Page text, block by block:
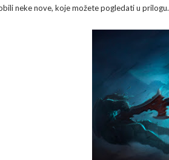
neke nove, koje možete pogledati u prilogu.